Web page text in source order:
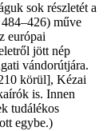
sok részletét a
műve
­európai
jött nép
­vándor­útjára.
körül], Kézai
is. Innen
tudálékos
egybe.)